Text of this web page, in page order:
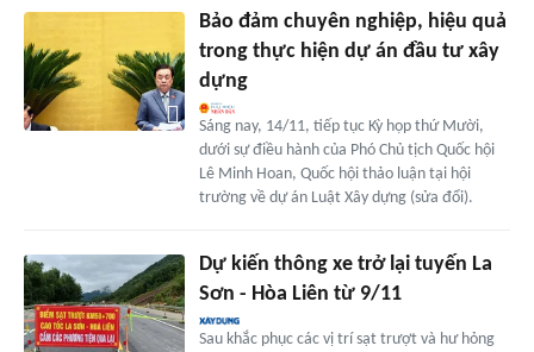
Bảo đảm chuyên nghiệp, hiệu quả
trong thực hiện dự án đầu tư xây
dựng
Sáng nay, 14/11, tiếp tục Kỳ họp thứ Mười,
dưới sự điều hành của Phó Chủ tịch Quốc hội
Lê Minh Hoan, Quốc hội thảo luận tại hội
trường về dự án Luật Xây dựng (sửa đổi).
Dự kiến thông xe trở lại tuyến La
Sơn - Hòa Liên từ 9/11
Sau khắc phục các vị trí sạt trượt và hư hỏng